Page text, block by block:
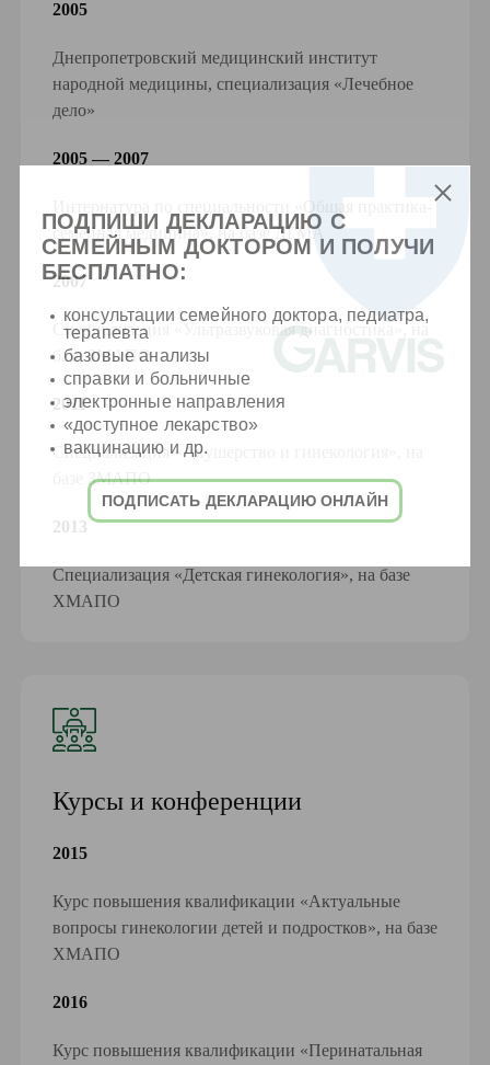
2005
Днепропетровский медицинский институт
народной медицины, специализация «Лечебное
дело»
2005 — 2007
семейная медицина», на базе ДГМА
2007
Специализация «Ультразвуковая диагностика», на
базе ЗМАПО
2011
Специализация «Акушерство и гинекология», на
базе ЗМАПО
2013
Специализация «Детская гинекология», на базе
ХМАПО
Курсы и конференции
2015
Курс повышения квалификации «Актуальные
вопросы гинекологии детей и подростков», на базе
ХМАПО
2016
Курс повышения квалификации «Перинатальная
ПОДПИШИ ДЕКЛАРАЦИЮ С
СЕМЕЙНЫМ ДОКТОРОМ И ПОЛУЧИ
БЕСПЛАТНО:
консультации семейного доктора, педиатра,
терапевта
базовые анализы
справки и больничные
электронные направления
«доступное лекарство»
вакцинацию и др.
ПОДПИСАТЬ ДЕКЛАРАЦИЮ ОНЛАЙН